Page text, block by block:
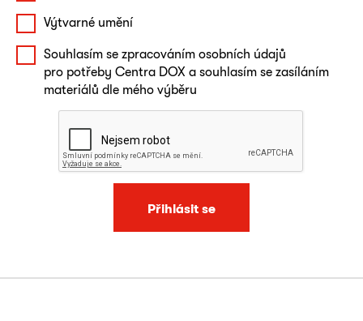
Výtvarné umění
Souhlasím se zpracováním osobních údajů
pro potřeby Centra DOX a souhlasím se zasíláním
materiálů dle mého výběru
Přihlásit se